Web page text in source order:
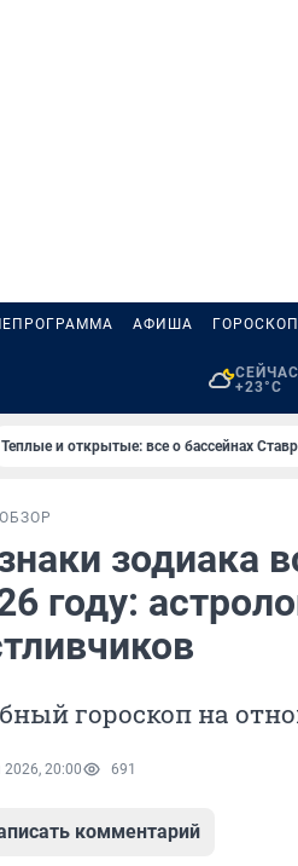
АФИША ГОРОСКОП
СЕЙЧАС
+23°C
Теплые и открытые: все о бассейнах
ОБЗОР
зодиака
году:
гороскоп на
20:00 691
комментарий